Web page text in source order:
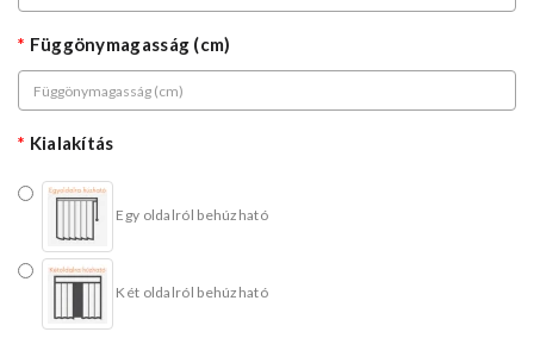
Függönymagasság (cm)
Kialakítás
Egy oldalról behúzható
Két oldalról behúzható